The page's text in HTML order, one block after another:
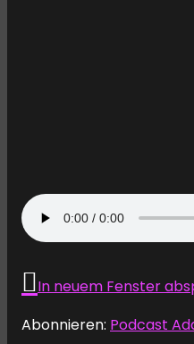
In neuem Fenster
Abonnieren: Podcast